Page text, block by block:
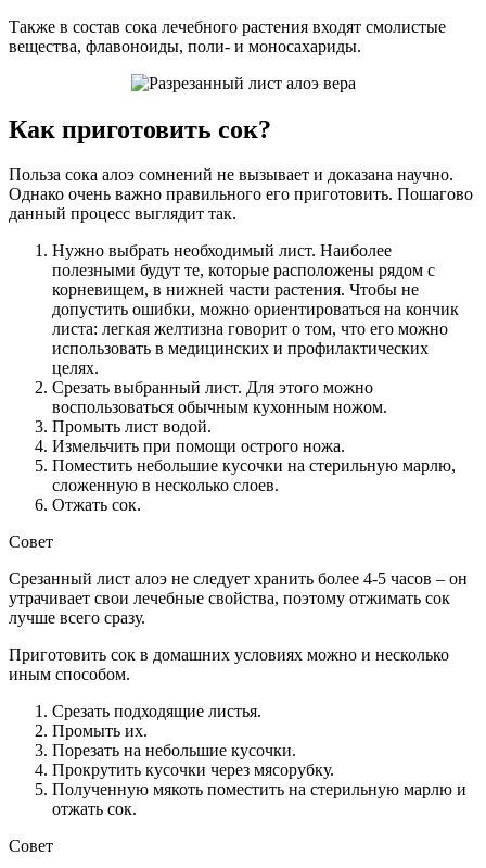
Также в состав сока лечебного растения входят смолистые
вещества, флавоноиды, поли- и моносахариды.
Как приготовить сок?
Польза сока алоэ сомнений не вызывает и доказана научно.
Однако очень важно правильного его приготовить. Пошагово
данный процесс выглядит так.
Нужно выбрать необходимый лист. Наиболее
полезными будут те, которые расположены рядом с
корневищем, в нижней части растения. Чтобы не
допустить ошибки, можно ориентироваться на кончик
листа: легкая желтизна говорит о том, что его можно
использовать в медицинских и профилактических
целях.
Срезать выбранный лист. Для этого можно
воспользоваться обычным кухонным ножом.
Промыть лист водой.
Измельчить при помощи острого ножа.
Поместить небольшие кусочки на стерильную марлю,
сложенную в несколько слоев.
Отжать сок.
Совет
Срезанный лист алоэ не следует хранить более 4-5 часов – он
утрачивает свои лечебные свойства, поэтому отжимать сок
лучше всего сразу.
Приготовить сок в домашних условиях можно и несколько
иным способом.
Срезать подходящие листья.
Промыть их.
Порезать на небольшие кусочки.
Прокрутить кусочки через мясорубку.
Полученную мякоть поместить на стерильную марлю и
отжать сок.
Совет